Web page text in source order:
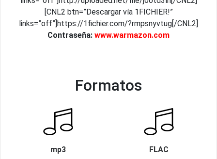
[CNL2 btn=”Descargar vía 1FICHIER!”
links=”off”]https://1fichier.com/?rmpsnyvtug[/CNL2]
Contraseña: www.warmazon.com
Formatos
mp3 FLAC